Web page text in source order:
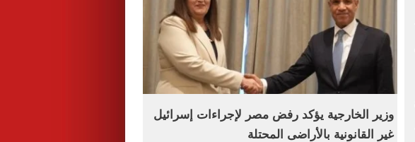
وزير الخارجية يؤكد رفض مصر لإجراءات إسرائيل
غير القانونية بالأراضى المحتلة